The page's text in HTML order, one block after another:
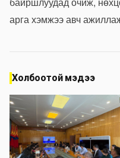
арга хэмжээ авч
Холбоотой мэдээ